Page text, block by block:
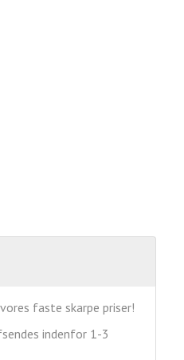
faste skarpe priser!
indenfor 1-3